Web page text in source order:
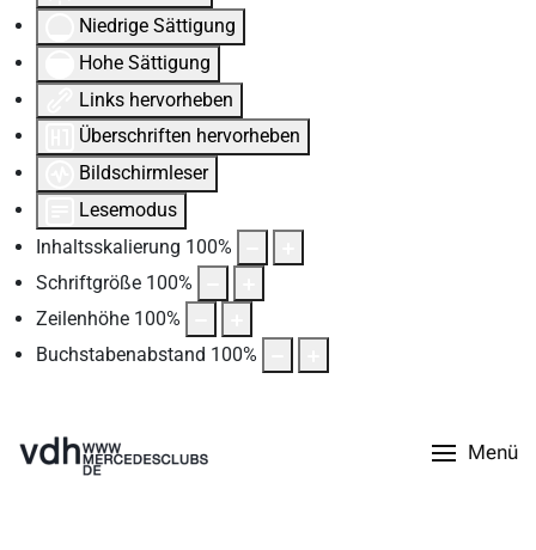
Niedrige Sättigung
Hohe Sättigung
Links hervorheben
Überschriften hervorheben
Bildschirmleser
Lesemodus
Inhaltsskalierung 100%
Schriftgröße 100%
Zeilenhöhe 100%
Buchstabenabstand 100%
Menü